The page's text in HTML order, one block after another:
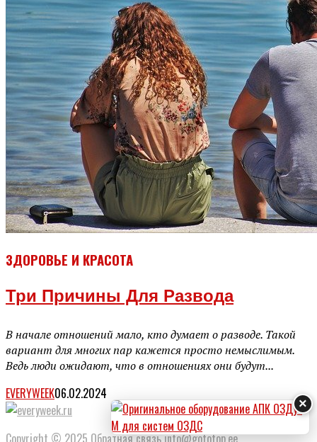
ЗДОРОВЬЕ И КРАСОТА
Три Причины Для Развода
В начале отношений мало, кто думает о разводе. Такой
вариант для многих пар кажется просто немыслимым.
Ведь люди ожидают, что в отношениях они будут...
EVERYWEEK06.02.2024
×